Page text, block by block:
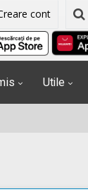
cont
Utile